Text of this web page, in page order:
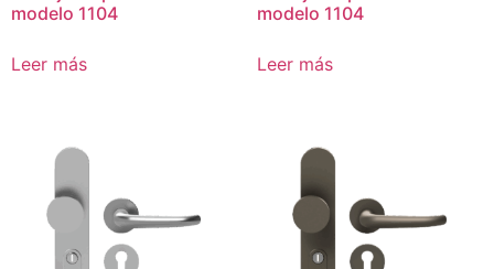
modelo 1104
Leer más
modelo 1104
Leer más